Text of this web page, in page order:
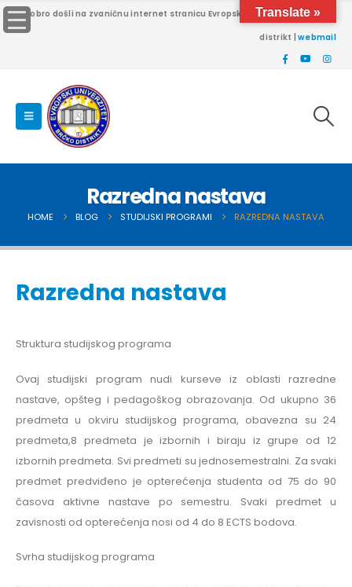
Dobro došli na zvaničnu internet stranicu Evropskog univerziteta Brčko
distrikt |webmail
Razredna nastava
HOME BLOG STUDIJSKI PROGRAMI RAZREDNA NASTAVA
Razredna nastava
Struktura studijskog programa
Ovaj studijski program nudi kurseve iz oblasti razredne
nastave, opšteg i pedagoškog obrazovanja. Od ukupno 36
predmeta u okviru studijskog programa, obavezna su 24
predmeta,8 predmeta je izbornih i biraju iz grupe od 12
izbornih predmeta. Svi predmeti su jednosemestralni. Za svaki
predmet predviđeno je opterećenja studenta od 75 do 90
časova aktivne nastave po semestru. Svaki predmet u
zavisnosti od opterećenja nosi od 4 do 8 ECTS bodova.
Svrha studijskog programa
Translate »